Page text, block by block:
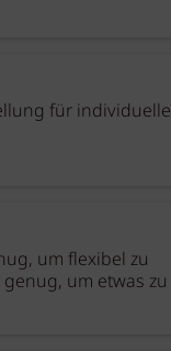
für individuelle
um flexibel zu
um etwas zu